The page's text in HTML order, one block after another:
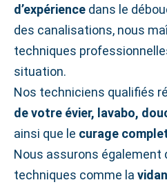
d’expérience dans le
des canalisations, nous
techniques
situation.
Nos techniciens qualifiés
de votre évier, lavabo,
ainsi que le curage
Nous assurons également
techniques comme la